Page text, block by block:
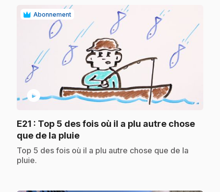
Abonnement
play_circle
E21 : Top 5 des fois où il a plu autre chose
que de la pluie.
.Top 5 des fois où il a plu autre chose que de la
pluie.